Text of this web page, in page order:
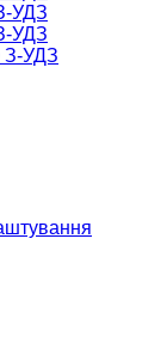
УДЗ
УДЗ
З-УДЗ